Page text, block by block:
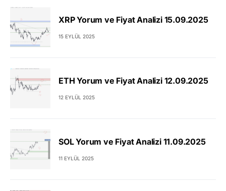
XRP Yorum ve Fiyat Analizi 15.09.2025
15 EYLÜL 2025
ETH Yorum ve Fiyat Analizi 12.09.2025
12 EYLÜL 2025
SOL Yorum ve Fiyat Analizi 11.09.2025
11 EYLÜL 2025